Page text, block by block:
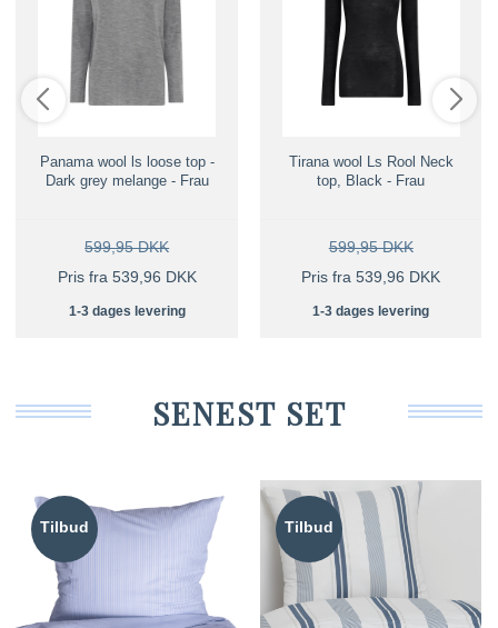
Panama wool ls loose top -
Dark grey melange - Frau
599,95 DKK
Pris fra 539,96 DKK
1-3 dages levering
Tirana wool Ls Rool Neck
top, Black - Frau
599,95 DKK
Pris fra 539,96 DKK
1-3 dages levering
SENEST SET
Tilbud Tilbud